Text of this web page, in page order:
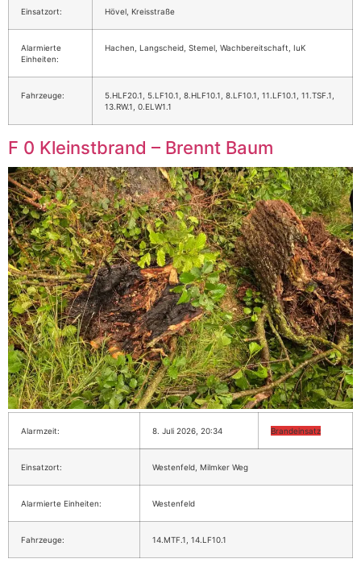
Einsatzort: Hövel, Kreisstraße
Alarmierte
Einheiten:
Hachen, Langscheid, Stemel, Wachbereitschaft, IuK
Fahrzeuge:
5.HLF20.1, 5.LF10.1, 8.HLF10.1, 8.LF10.1, 11.LF10.1, 11.TSF.1,
13.RW.1, 0.ELW1.1
F 0 Kleinstbrand – Brennt Baum
Alarmzeit: 8. Juli 2026, 20:34 Brandeinsatz
Einsatzort: Westenfeld, Milmker Weg
Alarmierte Einheiten: Westenfeld
Fahrzeuge: 14.MTF.1, 14.LF10.1